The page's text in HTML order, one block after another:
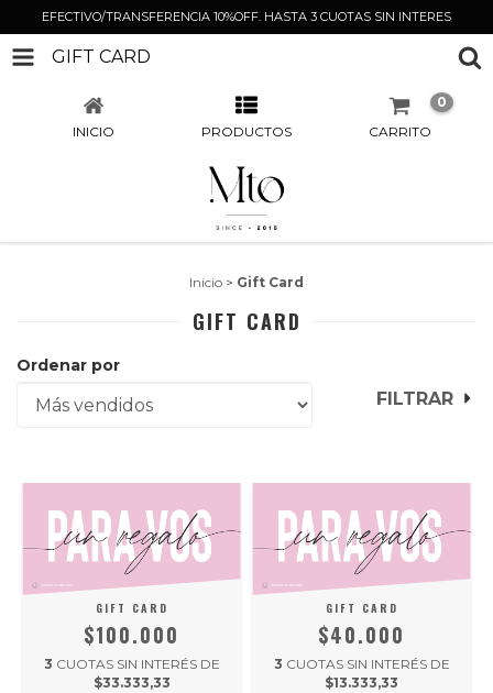
EFECTIVO/TRANSFERENCIA 10%OFF. HASTA 3 CUOTAS SIN INTERES
GIFT CARD
INICIO PRODUCTOS CARRITO
0
Inicio > Gift Card
GIFT CARD
Ordenar por
FILTRAR
GIFT CARD
$100.000
3 CUOTAS SIN INTERÉS DE
$33.333,33
GIFT CARD
$40.000
3 CUOTAS SIN INTERÉS DE
$13.333,33